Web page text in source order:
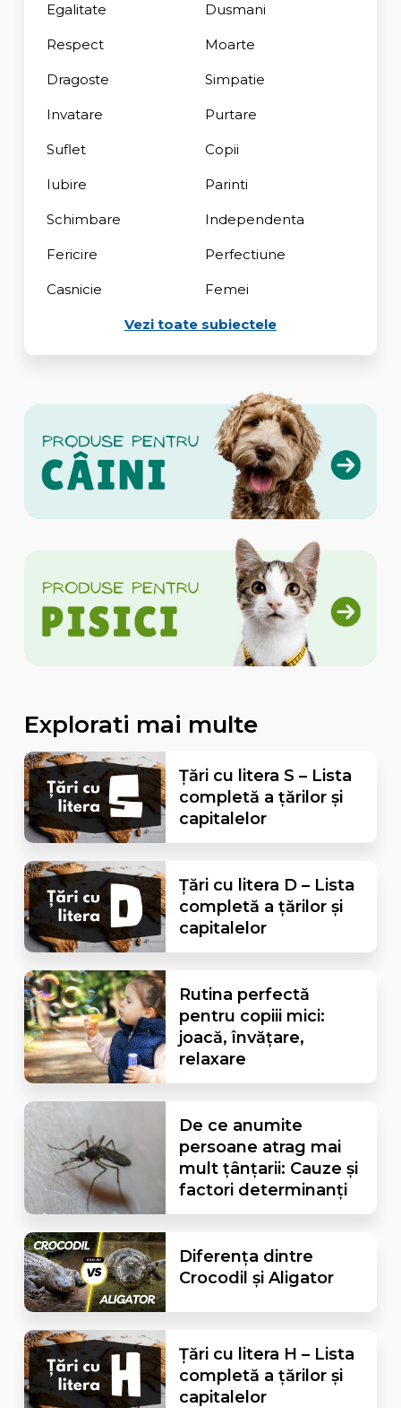
Egalitate Dusmani
Respect Moarte
Dragoste Simpatie
Invatare Purtare
Suflet Copii
Iubire Parinti
Schimbare Independenta
Fericire Perfectiune
Casnicie Femei
Vezi toate subiectele
Explorati mai multe
Țări cu litera S – Lista
completă a țărilor și
capitalelor
Țări cu litera D – Lista
completă a țărilor și
capitalelor
Rutina perfectă
pentru copiii mici:
joacă, învățare,
relaxare
De ce anumite
persoane atrag mai
mult țânțarii: Cauze și
factori determinanți
Diferența dintre
Crocodil și Aligator
Țări cu litera H – Lista
completă a țărilor și
capitalelor